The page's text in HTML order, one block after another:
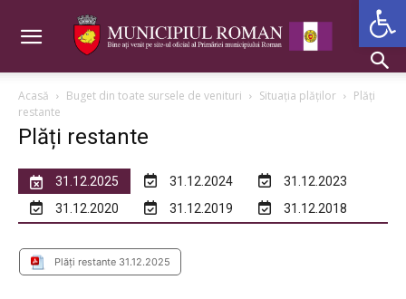
Acasă Buget din toate sursele de venituri Situația plăților
Plăți
restante
Plăți restante
31.12.2025 31.12.2024
31.12.2023
31.12.2020
31.12.2019 31.12.2018
Plăți restante 31.12.2025